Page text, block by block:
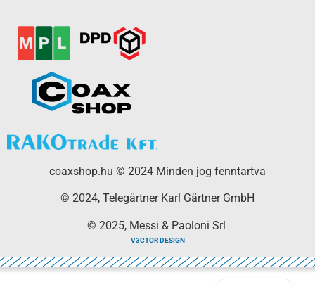
coaxshop.hu © 2024 Minden jog fenntartva
© 2024, Telegärtner Karl Gärtner GmbH
© 2025, Messi & Paoloni Srl
V3CTOR DESIGN